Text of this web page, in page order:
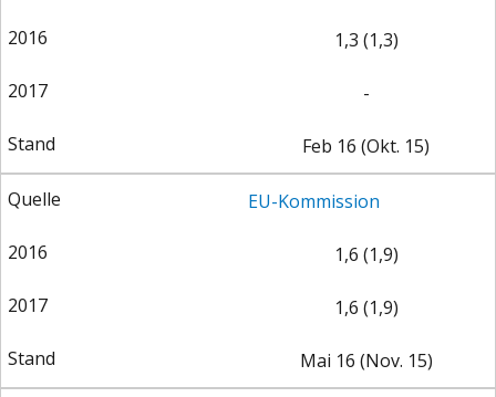
DEUTSCHLAND UND DIE
MAKROTHEK
1,3 (1,3)
-
Feb 16 (Okt. 15)
EU-Kommission
1,6 (1,9)
1,6 (1,9)
Mai 16 (Nov. 15)